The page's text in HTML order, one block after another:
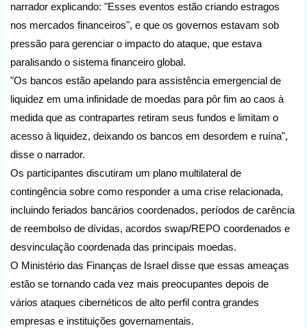
narrador explicando: "Esses eventos estão criando estragos
nos mercados financeiros", e que os governos estavam sob
pressão para gerenciar o impacto do ataque, que estava
paralisando o sistema financeiro global.
"Os bancos estão apelando para assistência emergencial de
liquidez em uma infinidade de moedas para pôr fim ao caos à
medida que as contrapartes retiram seus fundos e limitam o
acesso à liquidez, deixando os bancos em desordem e ruína",
disse o narrador.
Os participantes discutiram um plano multilateral de
contingência sobre como responder a uma crise relacionada,
incluindo feriados bancários coordenados, períodos de carência
de reembolso de dívidas, acordos swap/REPO coordenados e
desvinculação coordenada das principais moedas.
O Ministério das Finanças de Israel disse que essas ameaças
estão se tornando cada vez mais preocupantes depois de
vários ataques cibernéticos de alto perfil contra grandes
empresas e instituições governamentais.